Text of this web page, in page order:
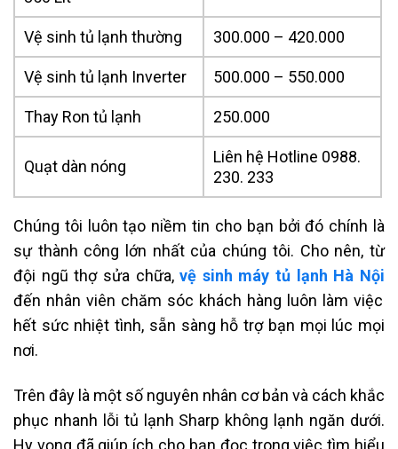
Vệ sinh tủ lạnh thường 300.000 – 420.000
Vệ sinh tủ lạnh Inverter 500.000 – 550.000
Thay Ron tủ lạnh 250.000
Quạt dàn nóng
Liên hệ Hotline 0988.
230. 233
Chúng tôi luôn tạo niềm tin cho bạn bởi đó chính là
sự thành công lớn nhất của chúng tôi. Cho nên, từ
đội ngũ thợ sửa chữa,vệ sinh máy tủ lạnh Hà Nội
đến nhân viên chăm sóc khách hàng luôn làm việc
hết sức nhiệt tình, sẵn sàng hỗ trợ bạn mọi lúc mọi
nơi.
Trên đây là một số nguyên nhân cơ bản và cách khắc
phục nhanh lỗi tủ lạnh Sharp không lạnh ngăn dưới.
Hy vọng đã giúp ích cho bạn đọc trong việc tìm hiểu